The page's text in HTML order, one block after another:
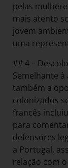
pelas
mais atento
jovem
uma
## 4 –
Semelhante
também a
colonizados
francês
para
defensores
a Portugal,
relação com